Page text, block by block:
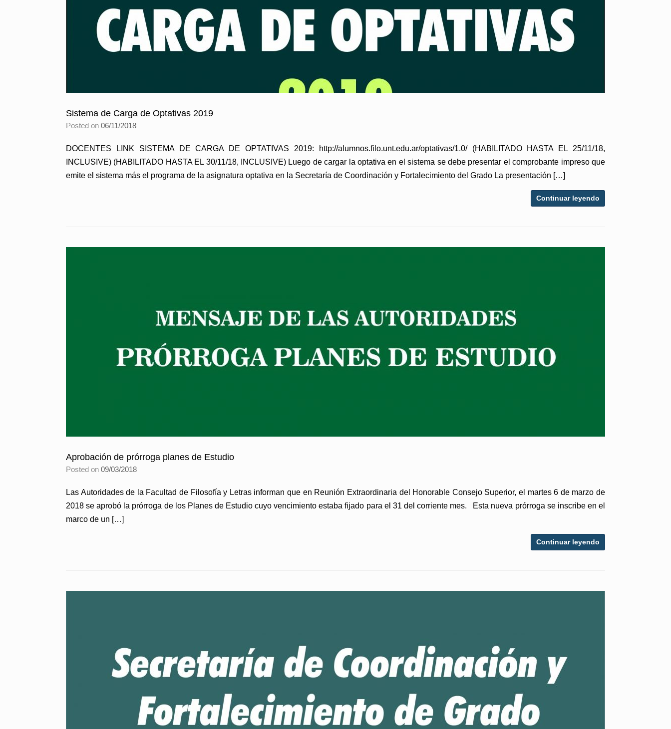
Sistema de Carga de Optativas 2019
Posted on 06/11/2018
DOCENTES LINK SISTEMA DE CARGA DE OPTATIVAS 2019: http://alumnos.filo.unt.edu.ar/optativas/1.0/ (HABILITADO HASTA EL 25/11/18,
INCLUSIVE) (HABILITADO HASTA EL 30/11/18, INCLUSIVE) Luego de cargar la optativa en el sistema se debe presentar el comprobante impreso que
emite el sistema más el programa de la asignatura optativa en la Secretaría de Coordinación y Fortalecimiento del Grado La presentación […]
Continuar leyendo
Aprobación de prórroga planes de Estudio
Posted on 09/03/2018
Las Autoridades de la Facultad de Filosofía y Letras informan que en Reunión Extraordinaria del Honorable Consejo Superior, el martes 6 de marzo de
2018 se aprobó la prórroga de los Planes de Estudio cuyo vencimiento estaba fijado para el 31 del corriente mes. Esta nueva prórroga se inscribe en el
marco de un […]
Continuar leyendo